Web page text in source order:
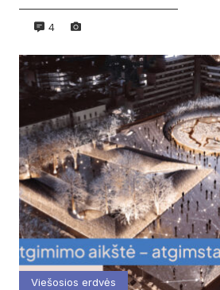
4
Viešosios erdvės